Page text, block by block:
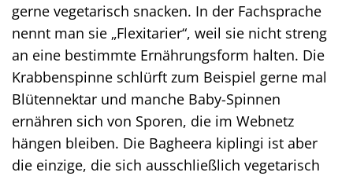
gerne vegetarisch snacken. In der Fachsprache
nennt man sie „Flexitarier“, weil sie nicht streng
an eine bestimmte Ernährungsform halten. Die
Krabbenspinne schlürft zum Beispiel gerne mal
Blütennektar und manche Baby-Spinnen
ernähren sich von Sporen, die im Webnetz
hängen bleiben. Die Bagheera kiplingi ist aber
die einzige, die sich ausschließlich vegetarisch